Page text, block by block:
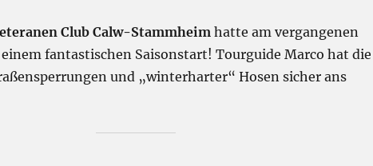
Club Calw-Stammheim hatte am vergangenen
einem fantastischen Saisonstart! Tourguide Marco hat die
und „winterharter“ Hosen sicher ans